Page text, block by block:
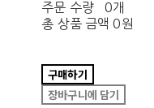
주문 수량
0개
총 상품 금액 0원
구매하기
장바구니에 담기